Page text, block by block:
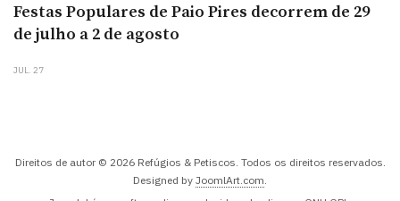
Festas Populares de Paio Pires decorrem de 29
de julho a 2 de agosto
JUL. 27
Direitos de autor © 2026 Refúgios & Petiscos. Todos os direitos reservados.
Designed by JoomlArt.com